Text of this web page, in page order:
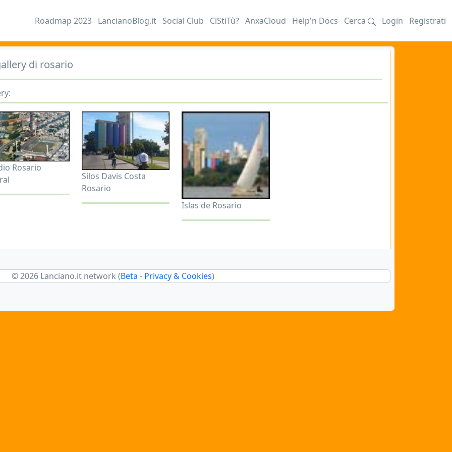
Roadmap 2023 LancianoBlog.it Social Club CiStiTù? AnxaCloud Help'n Docs Cerca Login Registrati
di rosario
Rosario
Silos Davis Costa
Rosario
Islas de Rosario
© 2026 Lanciano.it network (Beta - Privacy & Cookies)